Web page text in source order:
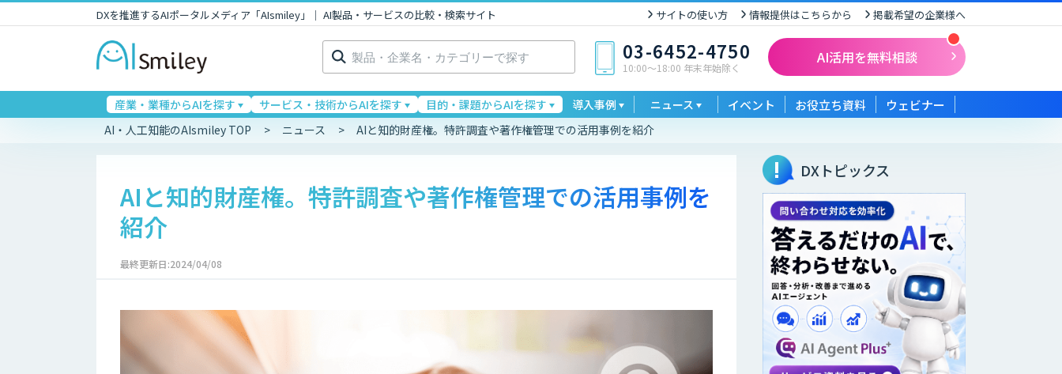
DXを推進するAIポータルメディア「AIsmiley」｜ AI製品・サービスの比較・検索サイト サイトの使い方 情報提供はこちらから 掲載希望の企業様へ
検
索: 03-6452-4750
10:00〜18:00 年末年始除く
AI活用を無料相談
産業・業種からAIを探す サービス・技術からAIを探す 目的・課題からAIを探す 導入事例 ニュース イベント お役立ち資料 ウェビナー
AI・人工知能のAIsmiley TOP ニュース AIと知的財産権。特許調査や著作権管理での活用事例を紹介
AIと知的財産権。特許調査や著作権管理での活用事例を
紹介
最終更新日:2024/04/08
DXトピックス